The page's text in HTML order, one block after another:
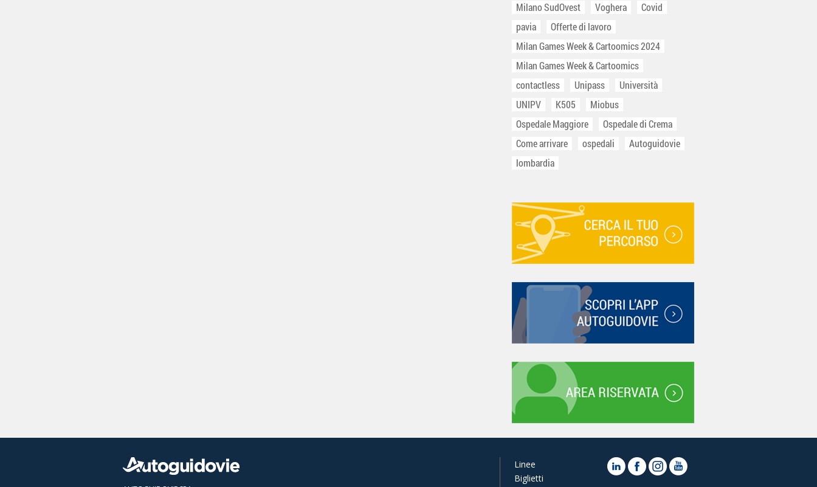
Milano SudOvest
Voghera
Covid
pavia
Offerte di lavoro
Milan Games Week & Cartoomics 2024
Milan Games Week & Cartoomics
contactless
Unipass
Università
UNIPV
K505
Miobus
Ospedale Maggiore
Ospedale di Crema
Come arrivare
ospedali
Autoguidovie
lombardia
Linee
Biglietti